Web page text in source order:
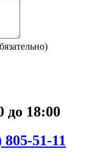
до 18:00
805-51-11